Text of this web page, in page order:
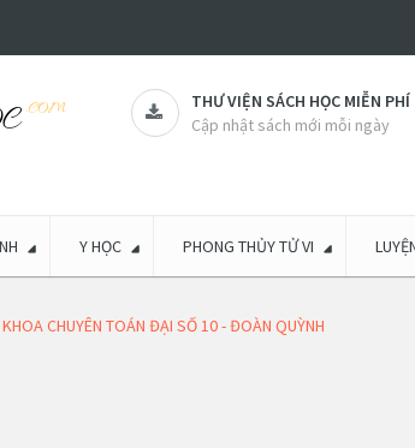
THƯ VIỆN SÁCH HỌC MIỄN PHÍ
Cập nhật sách mới mỗi ngày
Y HỌC PHONG THỦY TỬ VI
CHUYÊN TOÁN ĐẠI SỐ 10 - ĐOÀN QUỲNH